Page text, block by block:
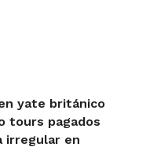
yate británico
tours pagados
irregular en